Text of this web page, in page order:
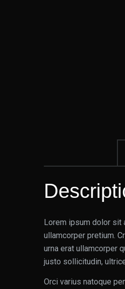
Lorem ipsum dolor sit
ullamcorper pretium.
urna erat ullamcorper
justo sollicitudin,
Orci varius natoque